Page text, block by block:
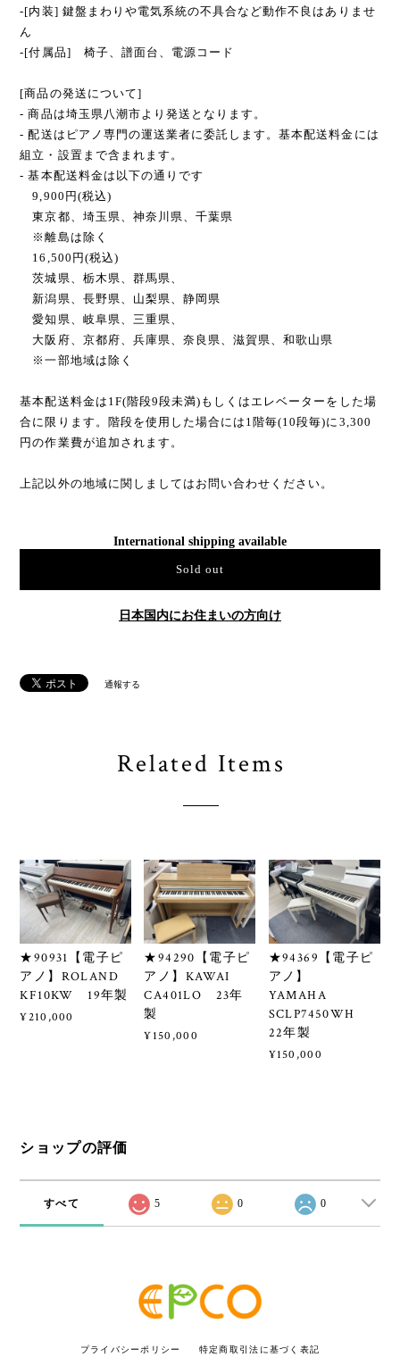
-[内装] 鍵盤まわりや電気系統の不具合など動作不良はありませ
ん
-[付属品] 椅子、譜面台、電源コード
[商品の発送について]
- 商品は埼玉県八潮市より発送となります。
- 配送はピアノ専門の運送業者に委託します。基本配送料金には
組立・設置まで含まれます。
- 基本配送料金は以下の通りです
9,900円(税込)
東京都、埼玉県、神奈川県、千葉県
※離島は除く
16,500円(税込)
茨城県、栃木県、群馬県、
新潟県、長野県、山梨県、静岡県
愛知県、岐阜県、三重県、
大阪府、京都府、兵庫県、奈良県、滋賀県、和歌山県
※一部地域は除く
基本配送料金は1F(階段9段未満)もしくはエレベーターをした場
合に限ります。階段を使用した場合には1階毎(10段毎)に3,300
円の作業費が追加されます。
上記以外の地域に関しましてはお問い合わせください。
International shipping available
Sold out
日本国内にお住まいの方向け
通報する
Related Items
★90931【電子ピ
アノ】ROLAND
KF10KW 19年製
¥210,000
★94290【電子ピ
アノ】KAWAI
CA401LO 23年
製
¥150,000
★94369【電子ピ
アノ】
YAMAHA
SCLP7450WH
22年製
¥150,000
ショップの評価
すべて 5 0 0
プライバシーポリシー 特定商取引法に基づく表記